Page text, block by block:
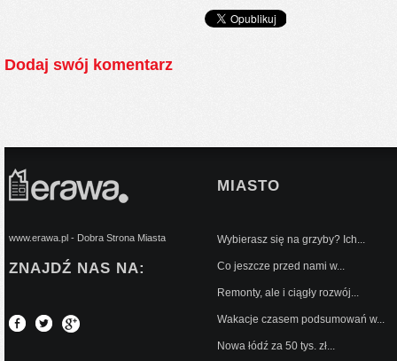
Dodaj swój komentarz
www.erawa.pl - Dobra Strona Miasta
ZNAJDŹ NAS NA:
MIASTO
Wybierasz się na grzyby? Ich...
Co jeszcze przed nami w...
Remonty, ale i ciągły rozwój...
Wakacje czasem podsumowań w...
Nowa łódź za 50 tys. zł...